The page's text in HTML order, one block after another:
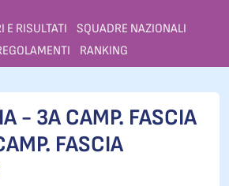
E RISULTATI
SQUADRE NAZIONALI
RANKING
- 3A CAMP. FASCIA
FASCIA